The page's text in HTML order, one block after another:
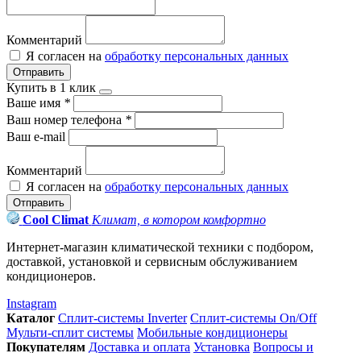
Комментарий
Я согласен на обработку персональных данных
Отправить
Купить в 1 клик
Ваше имя *
Ваш номер телефона *
Ваш e-mail
Комментарий
Я согласен на обработку персональных данных
Отправить
Cool Climat Климат, в котором комфортно
Интернет-магазин климатической техники с подбором,
доставкой, установкой и сервисным обслуживанием
кондиционеров.
Instagram
Каталог Сплит-системы Inverter Сплит-системы On/Off
Мульти-сплит системы Мобильные кондиционеры
Покупателям Доставка и оплата Установка Вопросы и